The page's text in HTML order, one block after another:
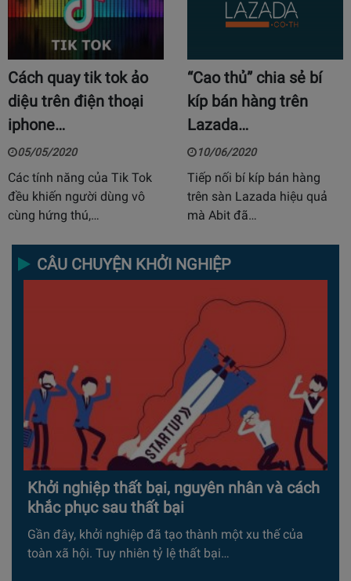
Cách quay tik tok ảo
diệu trên điện thoại
iphone…
05/05/2020
Các tính năng của Tik Tok
đều khiến người dùng vô
cùng hứng thú,…
“Cao thủ” chia sẻ bí
kíp bán hàng trên
Lazada…
10/06/2020
Tiếp nối bí kíp bán hàng
trên sàn Lazada hiệu quả
mà Abit đã…
CÂU CHUYỆN KHỞI NGHIỆP
Khởi nghiệp thất bại, nguyên nhân và cách
khắc phục sau thất bại
Gần đây, khởi nghiệp đã tạo thành một xu thế của
toàn xã hội. Tuy nhiên tỷ lệ thất bại…